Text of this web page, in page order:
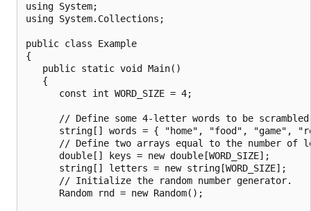
using System;
using System.Collections;
public class Example
{
   public static void Main()
   {
      const int WORD_SIZE = 4;
// Define some 4-letter words to be
string[] words = { "home", "food", "game",
// Define two arrays equal to the number of
      double[] keys = new double[WORD_SIZE];
      string[] letters = new string[WORD_SIZE];
      // Initialize the random number generator.
      Random rnd = new Random();